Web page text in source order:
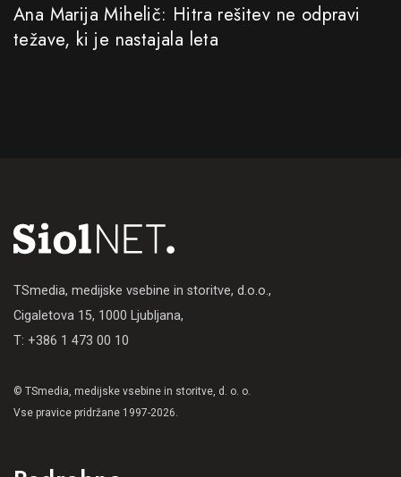
Ana Marija Mihelič: Hitra rešitev ne odpravi
težave, ki je nastajala leta
TSmedia, medijske vsebine in storitve, d.o.o.,
Cigaletova 15, 1000 Ljubljana,
T: +386 1 473 00 10
© TSmedia, medijske vsebine in storitve, d. o. o.
Vse pravice pridržane 1997-2026.